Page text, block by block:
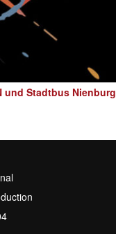
und Stadtbus Nienburg